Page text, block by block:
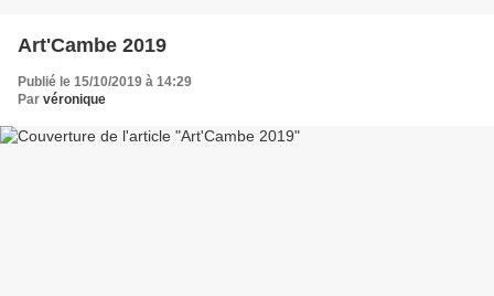
Art'Cambe 2019
Publié le 15/10/2019 à 14:29
Par véronique